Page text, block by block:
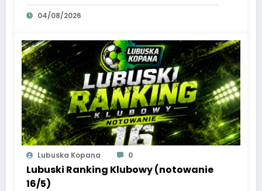
04/08/2026
Lubuska Kopana 0
Lubuski Ranking Klubowy (notowanie
16/5)